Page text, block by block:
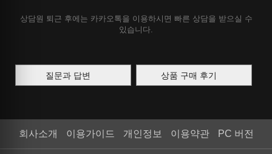
상담원 퇴근 후에는 카카오톡을 이용하시면 빠른 상담을 받으실 수
있습니다.
질문과 답변 상품 구매 후기
회사소개 이용가이드 개인정보 이용약관 PC 버전